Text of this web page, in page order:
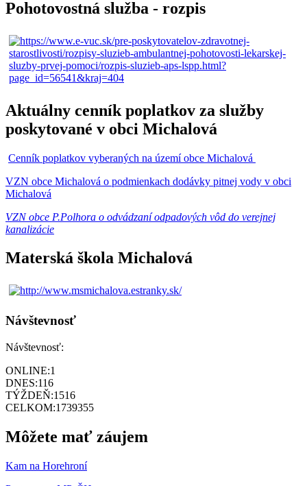
Pohotovostná služba - rozpis
Aktuálny cenník poplatkov za služby
poskytované v obci Michalová
Cenník poplatkov vyberaných na území obce Michalová
VZN obce Michalová o podmienkach dodávky pitnej vody v obci
Michalová
VZN obce P.Polhora o odvádzaní odpadových vôd do verejnej
kanalizácie
Materská škola Michalová
Návštevnosť
Návštevnosť:
ONLINE:1
DNES:116
TÝŽDEŇ:1516
CELKOM:1739355
Môžete mať záujem
Kam na Horehroní